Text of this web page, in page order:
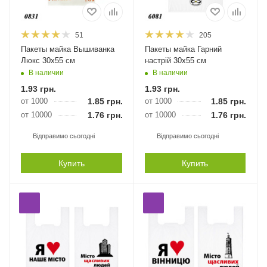
51
Пакеты майка Вышиванка
Люкс 30х55 см
В наличии
1.93 грн.
от 1000 1.85грн.
от 10000 1.76грн.
Відправимо сьогодні
Купить
205
Пакеты майка Гарний
настрій 30х55 см
В наличии
1.93грн.
от 1000 1.85 грн.
от 10000 1.76 грн.
Відправимо сьогодні
Купить